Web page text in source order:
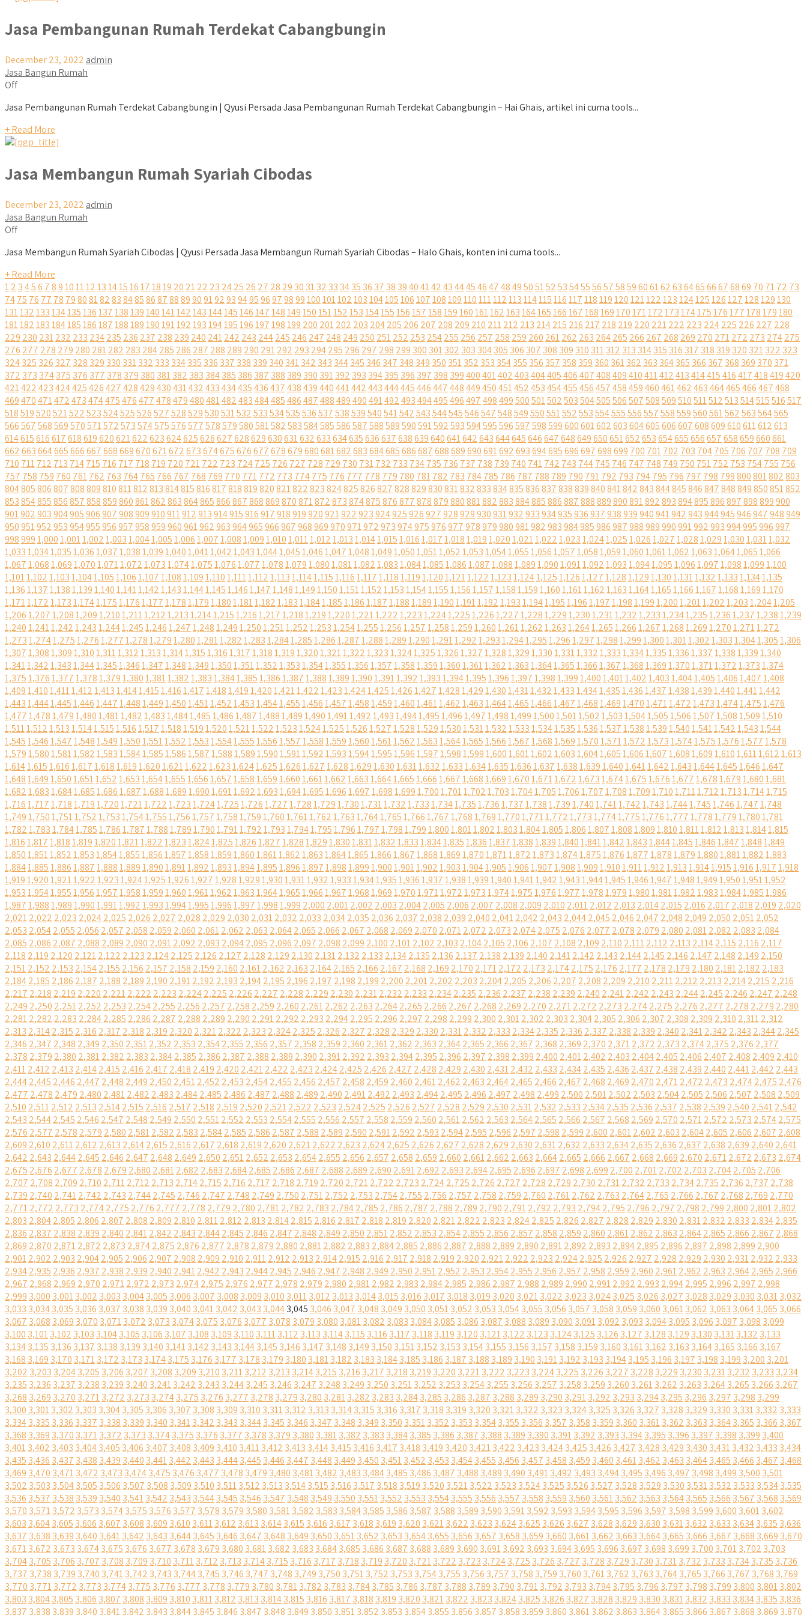
Jasa Pembangunan Rumah Terdekat Cabangbungin
December 23, 2022 admin
Jasa Bangun Rumah
Off
Jasa Pembangunan Rumah Terdekat Cabangbungin | Qyusi Persada Jasa Pembangunan Rumah Terdekat Cabangbungin – Hai Ghais, artikel ini cuma tools...
+ Read More
Jasa Membangun Rumah Syariah Cibodas
December 23, 2022 admin
Jasa Bangun Rumah
Off
Jasa Membangun Rumah Syariah Cibodas | Qyusi Persada Jasa Membangun Rumah Syariah Cibodas – Halo Ghais, konten ini cuma tools...
+ Read More
12 3456 78910111213141516171819 20 2122 23 2425 26 27 28 29 30 3132 33 3435 36 37 38 39404142434445464748495051525354555657585960616263646566676869 70 7172 73
7475 76 77 78 798081828384858687888990919293949596979899100101102103104105106107108109110111112113114115116117118119120121122123124125126127128129130
131132133134135136137138139140141142143144145146147148149150151152153154155156157158159160161162163164165166167168169170171172173174175176177178179180
181182183184185186187188189190191192193194195196197198199 200 201202 203 204205 206 207 208 209 210 211212 213 214215 216 217 218 219 220 221222 223 224225 226 227 228
229 230 231232 233 234235 236 237 238 239 240 241242 243 244245 246 247 248 249 250 251252 253 254255 256 257 258 259 260 261262 263 264265 266 267 268 269 270 271272 273 274275
276 277 278 279 280 281282 283 284285 286 287 288 289 290 291292 293 294295 296 297 298 299 300 301302 303 304305 306 307 308 309 310 311312 313 314315 316 317 318 319 320 321322 323
324325 326 327 328 329 330 331332 333 334335 336 337 338 339 340 341342 343 344345 346 347 348 349 350 351352 353 354355 356 357 358 359 360 361362 363 364365 366 367 368 369 370 371
372 373 374375 376 377 378 379 380 381382 383 384385 386 387 388 389 390 391392 393 394395 396 397 398 399400401402403404405406407408409410411412413414415416417418419420
421422423424425426427428429430431432433434435436437438439440441442443444445446447448449450451452453454455456457458459460461462463464465466467468
469470471472473474475476477478479480481482483484485486487488489490491492493494495496497498499500501502503504505506507508509510511512513514515516517
518519520521522523524525526527528529530531532533534535536537538539540541542543544545546547548549550551552553554555556557558559560561562563564565
566567568569570571572573574575576577578579580581582583584585586587588589590591592593594595596597598599600601602603604605606607608609610611612613
614615616617618619620621622623624625626627628629630631632633634635636637638639640641642643644645646647648649650651652653654655656657658659660661
662663664665666667668669670671672673674675676677678679680681682683684685686687688689690691692693694695696697698699 700 701702 703 704705 706 707 708 709
710 711712 713 714715 716 717 718 719 720 721722 723 724725 726 727 728 729 730 731732 733 734735 736 737 738 739 740 741742 743 744745 746 747 748 749 750 751752 753 754755 756
757 758 759 760 761762 763 764765 766 767 768 769 770 771772 773 774775 776 777 778 779 780 781782 783 784785 786 787 788 789 790 791792 793 794795 796 797 798 799800801802803
804805806807808809810811812813814815816817818819820821822823824825826827828829830831832833834835836837838839840841842843844845846847848849850851852
853854855856857858859860861862863864865866867868869870871872873874875876877878879880881882883884885886887888889890891892893894895896897898899900
901902903904905906907908909910911912913914915916917918919920921922923924925926927928929930931932933934935936937938939940941942943944945946947948949
950951952953954955956957958959960961962963964965966967968969970971972973974975976977978979980981982983984985986987988989990991992993994995996997
9989991,0001,0011,0021,0031,0041,0051,0061,0071,0081,0091,0101,0111,0121,0131,0141,0151,0161,0171,0181,0191,0201,0211,0221,0231,0241,0251,0261,0271,0281,0291,0301,0311,032
1,0331,0341,0351,0361,0371,0381,0391,0401,0411,0421,0431,0441,0451,0461,0471,0481,0491,0501,0511,0521,0531,0541,0551,0561,0571,0581,0591,0601,0611,0621,0631,0641,0651,066
1,0671,0681,0691,0701,0711,0721,0731,0741,0751,0761,0771,0781,0791,0801,0811,0821,0831,0841,0851,0861,0871,0881,0891,0901,0911,0921,0931,0941,0951,0961,0971,0981,0991,100
1,1011,1021,1031,1041,1051,1061,1071,1081,1091,1101,1111,1121,1131,1141,1151,1161,1171,1181,1191,1201,1211,1221,1231,1241,1251,1261,1271,1281,1291,1301,1311,1321,1331,1341,135
1,1361,1371,1381,1391,1401,1411,1421,1431,1441,1451,1461,1471,1481,1491,1501,1511,1521,1531,1541,1551,1561,1571,1581,1591,1601,1611,1621,1631,1641,1651,1661,1671,1681,1691,170
1,1711,1721,1731,1741,1751,1761,1771,1781,1791,1801,1811,1821,1831,1841,1851,1861,1871,1881,1891,1901,1911,1921,1931,1941,1951,1961,1971,1981,1991,2001,2011,2021,2031,2041,205
1,2061,2071,2081,2091,2101,2111,2121,2131,2141,2151,2161,2171,2181,2191,2201,2211,2221,2231,2241,2251,2261,2271,2281,2291,2301,2311,2321,2331,2341,2351,2361,2371,2381,239
1,2401,2411,2421,2431,2441,2451,2461,2471,2481,2491,2501,2511,2521,2531,2541,2551,2561,2571,2581,2591,2601,2611,2621,2631,2641,2651,2661,2671,2681,2691,2701,2711,272
1,2731,2741,2751,2761,2771,2781,2791,2801,2811,2821,2831,2841,2851,2861,2871,2881,2891,2901,2911,2921,2931,2941,2951,2961,2971,2981,2991,3001,3011,3021,3031,3041,3051,306
1,3071,3081,3091,3101,3111,3121,3131,3141,3151,3161,3171,3181,3191,3201,3211,3221,3231,3241,3251,3261,3271,3281,3291,3301,3311,3321,3331,3341,3351,3361,3371,3381,3391,340
1,3411,3421,3431,3441,3451,3461,3471,3481,3491,3501,3511,3521,3531,3541,3551,3561,3571,3581,3591,3601,3611,3621,3631,3641,3651,3661,3671,3681,3691,3701,3711,3721,3731,374
1,3751,3761,3771,3781,3791,3801,3811,3821,3831,3841,3851,3861,3871,3881,3891,3901,3911,3921,3931,3941,3951,3961,3971,3981,3991,4001,4011,4021,4031,4041,4051,4061,4071,408
1,4091,4101,4111,4121,4131,4141,4151,4161,4171,4181,4191,4201,4211,4221,4231,4241,4251,4261,4271,4281,4291,4301,4311,4321,4331,4341,4351,4361,4371,4381,4391,4401,4411,442
1,4431,4441,4451,4461,4471,4481,4491,4501,4511,4521,4531,4541,4551,4561,4571,4581,4591,4601,4611,4621,4631,4641,4651,4661,4671,4681,4691,4701,4711,4721,4731,4741,4751,476
1,4771,4781,4791,4801,4811,4821,4831,4841,4851,4861,4871,4881,4891,4901,4911,4921,4931,4941,4951,4961,4971,4981,4991,5001,5011,5021,5031,5041,5051,5061,5071,5081,5091,510
1,5111,5121,5131,5141,5151,5161,5171,5181,5191,5201,5211,5221,5231,5241,5251,5261,5271,5281,5291,5301,5311,5321,5331,5341,5351,5361,5371,5381,5391,5401,5411,5421,5431,544
1,5451,5461,5471,5481,5491,5501,5511,5521,5531,5541,5551,5561,5571,5581,5591,5601,5611,5621,5631,5641,5651,5661,5671,5681,5691,5701,5711,5721,5731,5741,5751,5761,5771,578
1,5791,5801,5811,5821,5831,5841,5851,5861,5871,5881,5891,5901,5911,5921,5931,5941,5951,5961,5971,5981,5991,6001,6011,6021,6031,6041,6051,6061,6071,6081,6091,6101,6111,6121,613
1,6141,6151,6161,6171,6181,6191,6201,6211,6221,6231,6241,6251,6261,6271,6281,6291,6301,6311,6321,6331,6341,6351,6361,6371,6381,6391,6401,6411,6421,6431,6441,6451,6461,647
1,6481,6491,6501,6511,6521,6531,6541,6551,6561,6571,6581,6591,6601,6611,6621,6631,6641,6651,6661,6671,6681,6691,6701,6711,6721,6731,6741,6751,6761,6771,6781,6791,6801,681
1,6821,6831,6841,6851,6861,6871,6881,6891,6901,6911,6921,6931,6941,6951,6961,6971,6981,6991,7001,7011,7021,7031,7041,7051,7061,7071,7081,7091,7101,7111,7121,7131,7141,715
1,7161,7171,7181,7191,7201,7211,7221,7231,7241,7251,7261,7271,7281,7291,7301,7311,7321,7331,7341,7351,7361,7371,7381,7391,7401,7411,7421,7431,7441,7451,7461,7471,748
1,7491,7501,7511,7521,7531,7541,7551,7561,7571,7581,7591,7601,7611,7621,7631,7641,7651,7661,7671,7681,7691,7701,7711,7721,7731,7741,7751,7761,7771,7781,7791,7801,781
1,7821,7831,7841,7851,7861,7871,7881,7891,7901,7911,7921,7931,7941,7951,7961,7971,7981,7991,8001,8011,8021,8031,8041,8051,8061,8071,8081,8091,8101,8111,8121,8131,8141,815
1,8161,8171,8181,8191,8201,8211,8221,8231,8241,8251,8261,8271,8281,8291,8301,8311,8321,8331,8341,8351,8361,8371,8381,8391,8401,8411,8421,8431,8441,8451,8461,8471,8481,849
1,8501,8511,8521,8531,8541,8551,8561,8571,8581,8591,8601,8611,8621,8631,8641,8651,8661,8671,8681,8691,8701,8711,8721,8731,8741,8751,8761,8771,8781,8791,8801,8811,8821,883
1,8841,8851,8861,8871,8881,8891,8901,8911,8921,8931,8941,8951,8961,8971,8981,8991,9001,9011,9021,9031,9041,9051,9061,9071,9081,9091,9101,9111,9121,9131,9141,9151,9161,9171,918
1,9191,9201,9211,9221,9231,9241,9251,9261,9271,9281,9291,9301,9311,9321,9331,9341,9351,9361,9371,9381,9391,9401,9411,9421,9431,9441,9451,9461,9471,9481,9491,9501,9511,952
1,9531,9541,9551,9561,9571,9581,9591,9601,9611,9621,9631,9641,9651,9661,9671,9681,9691,9701,9711,9721,9731,9741,9751,9761,9771,9781,9791,9801,9811,9821,9831,9841,9851,986
1,9871,9881,9891,9901,9911,9921,9931,9941,9951,9961,9971,9981,999 2,000 2,0012,002 2,003 2,0042,005 2,006 2,007 2,008 2,009 2,010 2,0112,012 2,013 2,0142,015 2,016 2,017 2,018 2,019 2,020
2,0212,022 2,023 2,0242,025 2,026 2,027 2,028 2,029 2,030 2,0312,032 2,033 2,0342,035 2,036 2,037 2,038 2,039 2,040 2,0412,042 2,043 2,0442,045 2,046 2,047 2,048 2,049 2,050 2,0512,052
2,053 2,0542,055 2,056 2,057 2,058 2,059 2,060 2,0612,062 2,063 2,0642,065 2,066 2,067 2,068 2,069 2,070 2,0712,072 2,073 2,0742,075 2,076 2,077 2,078 2,079 2,080 2,0812,082 2,083 2,084
2,085 2,086 2,087 2,088 2,089 2,090 2,0912,092 2,093 2,0942,095 2,096 2,097 2,098 2,099 2,100 2,1012,102 2,103 2,1042,105 2,106 2,107 2,108 2,109 2,110 2,1112,112 2,113 2,1142,115 2,116 2,117
2,118 2,119 2,120 2,1212,122 2,123 2,1242,125 2,126 2,127 2,128 2,129 2,130 2,1312,132 2,133 2,1342,135 2,136 2,137 2,138 2,139 2,140 2,1412,142 2,143 2,1442,145 2,146 2,147 2,148 2,149 2,150
2,1512,152 2,153 2,1542,155 2,156 2,157 2,158 2,159 2,160 2,1612,162 2,163 2,1642,165 2,166 2,167 2,168 2,169 2,170 2,1712,172 2,173 2,1742,175 2,176 2,177 2,178 2,179 2,180 2,1812,182 2,183
2,1842,185 2,186 2,187 2,188 2,189 2,190 2,1912,192 2,193 2,1942,195 2,196 2,197 2,198 2,199 2,200 2,2012,202 2,203 2,2042,205 2,206 2,207 2,208 2,209 2,210 2,2112,212 2,213 2,2142,215 2,216
2,217 2,218 2,219 2,220 2,2212,222 2,223 2,2242,225 2,226 2,227 2,228 2,229 2,230 2,2312,232 2,233 2,2342,235 2,236 2,237 2,238 2,239 2,240 2,2412,242 2,243 2,2442,245 2,246 2,247 2,248
2,249 2,250 2,2512,252 2,253 2,2542,255 2,256 2,257 2,258 2,259 2,260 2,2612,262 2,263 2,2642,265 2,266 2,267 2,268 2,269 2,270 2,2712,272 2,273 2,2742,275 2,276 2,277 2,278 2,279 2,280
2,2812,282 2,283 2,2842,285 2,286 2,287 2,288 2,289 2,290 2,2912,292 2,293 2,2942,295 2,296 2,297 2,298 2,299 2,300 2,3012,302 2,303 2,3042,305 2,306 2,307 2,308 2,309 2,310 2,3112,312
2,313 2,3142,315 2,316 2,317 2,318 2,319 2,320 2,3212,322 2,323 2,3242,325 2,326 2,327 2,328 2,329 2,330 2,3312,332 2,333 2,3342,335 2,336 2,337 2,338 2,339 2,340 2,3412,342 2,343 2,3442,345
2,346 2,347 2,348 2,349 2,350 2,3512,352 2,353 2,3542,355 2,356 2,357 2,358 2,359 2,360 2,3612,362 2,363 2,3642,365 2,366 2,367 2,368 2,369 2,370 2,3712,372 2,373 2,3742,375 2,376 2,377
2,378 2,379 2,380 2,3812,382 2,383 2,3842,385 2,386 2,387 2,388 2,389 2,390 2,3912,392 2,393 2,3942,395 2,396 2,397 2,398 2,399 2,400 2,4012,402 2,403 2,4042,405 2,406 2,407 2,408 2,409 2,410
2,4112,412 2,413 2,4142,415 2,416 2,417 2,418 2,419 2,420 2,4212,422 2,423 2,4242,425 2,426 2,427 2,428 2,429 2,430 2,4312,432 2,433 2,4342,435 2,436 2,437 2,438 2,439 2,440 2,4412,442 2,443
2,4442,445 2,446 2,447 2,448 2,449 2,450 2,4512,452 2,453 2,4542,455 2,456 2,457 2,458 2,459 2,460 2,4612,462 2,463 2,4642,465 2,466 2,467 2,468 2,469 2,470 2,4712,472 2,473 2,4742,475 2,476
2,477 2,478 2,479 2,480 2,4812,482 2,483 2,4842,485 2,486 2,487 2,488 2,489 2,490 2,4912,492 2,493 2,4942,495 2,496 2,497 2,498 2,499 2,500 2,5012,502 2,503 2,5042,505 2,506 2,507 2,508 2,509
2,510 2,5112,512 2,513 2,5142,515 2,516 2,517 2,518 2,519 2,520 2,5212,522 2,523 2,5242,525 2,526 2,527 2,528 2,529 2,530 2,5312,532 2,533 2,5342,535 2,536 2,537 2,538 2,539 2,540 2,5412,542
2,543 2,5442,545 2,546 2,547 2,548 2,549 2,550 2,5512,552 2,553 2,5542,555 2,556 2,557 2,558 2,559 2,560 2,5612,562 2,563 2,5642,565 2,566 2,567 2,568 2,569 2,570 2,5712,572 2,573 2,5742,575
2,576 2,577 2,578 2,579 2,580 2,5812,582 2,583 2,5842,585 2,586 2,587 2,588 2,589 2,590 2,5912,592 2,593 2,5942,595 2,596 2,597 2,598 2,599 2,600 2,6012,602 2,603 2,6042,605 2,606 2,607 2,608
2,609 2,610 2,6112,612 2,613 2,6142,615 2,616 2,617 2,618 2,619 2,620 2,6212,622 2,623 2,6242,625 2,626 2,627 2,628 2,629 2,630 2,6312,632 2,633 2,6342,635 2,636 2,637 2,638 2,639 2,640 2,641
2,642 2,643 2,6442,645 2,646 2,647 2,648 2,649 2,650 2,6512,652 2,653 2,6542,655 2,656 2,657 2,658 2,659 2,660 2,6612,662 2,663 2,6642,665 2,666 2,667 2,668 2,669 2,670 2,6712,672 2,673 2,674
2,675 2,676 2,677 2,678 2,679 2,680 2,6812,682 2,683 2,6842,685 2,686 2,687 2,688 2,689 2,690 2,6912,692 2,693 2,6942,695 2,696 2,697 2,698 2,699 2,700 2,7012,702 2,703 2,7042,705 2,706
2,707 2,708 2,709 2,710 2,7112,712 2,713 2,7142,715 2,716 2,717 2,718 2,719 2,720 2,7212,722 2,723 2,7242,725 2,726 2,727 2,728 2,729 2,730 2,7312,732 2,733 2,7342,735 2,736 2,737 2,738
2,739 2,740 2,7412,742 2,743 2,7442,745 2,746 2,747 2,748 2,749 2,750 2,7512,752 2,753 2,7542,755 2,756 2,757 2,758 2,759 2,760 2,7612,762 2,763 2,7642,765 2,766 2,767 2,768 2,769 2,770
2,7712,772 2,773 2,7742,775 2,776 2,777 2,778 2,779 2,780 2,7812,782 2,783 2,7842,785 2,786 2,787 2,788 2,789 2,790 2,7912,792 2,793 2,7942,795 2,796 2,797 2,798 2,799 2,800 2,8012,802
2,803 2,8042,805 2,806 2,807 2,808 2,809 2,810 2,8112,812 2,813 2,8142,815 2,816 2,817 2,818 2,819 2,820 2,8212,822 2,823 2,8242,825 2,826 2,827 2,828 2,829 2,830 2,8312,832 2,833 2,8342,835
2,836 2,837 2,838 2,839 2,840 2,8412,842 2,843 2,8442,845 2,846 2,847 2,848 2,849 2,850 2,8512,852 2,853 2,8542,855 2,856 2,857 2,858 2,859 2,860 2,8612,862 2,863 2,8642,865 2,866 2,867 2,868
2,869 2,870 2,8712,872 2,873 2,8742,875 2,876 2,877 2,878 2,879 2,880 2,8812,882 2,883 2,8842,885 2,886 2,887 2,888 2,889 2,890 2,8912,892 2,893 2,8942,895 2,896 2,897 2,898 2,899 2,900
2,9012,902 2,903 2,9042,905 2,906 2,907 2,908 2,909 2,910 2,9112,912 2,913 2,9142,915 2,916 2,917 2,918 2,919 2,920 2,9212,922 2,923 2,9242,925 2,926 2,927 2,928 2,929 2,930 2,9312,932 2,933
2,9342,935 2,936 2,937 2,938 2,939 2,940 2,9412,942 2,943 2,9442,945 2,946 2,947 2,948 2,949 2,950 2,9512,952 2,953 2,9542,955 2,956 2,957 2,958 2,959 2,960 2,9612,962 2,963 2,9642,965 2,966
2,967 2,968 2,969 2,970 2,9712,972 2,973 2,9742,975 2,976 2,977 2,978 2,979 2,980 2,9812,982 2,983 2,9842,985 2,986 2,987 2,988 2,989 2,990 2,9912,992 2,993 2,9942,995 2,996 2,997 2,998
2,999 3,000 3,0013,002 3,003 3,0043,005 3,006 3,007 3,008 3,009 3,010 3,0113,012 3,013 3,0143,015 3,016 3,017 3,018 3,019 3,020 3,0213,022 3,023 3,0243,025 3,026 3,027 3,028 3,029 3,030 3,0313,032
3,033 3,0343,035 3,036 3,037 3,038 3,039 3,040 3,0413,042 3,043 3,0443,045 3,046 3,047 3,048 3,049 3,050 3,0513,052 3,053 3,0543,055 3,056 3,057 3,058 3,059 3,060 3,0613,062 3,063 3,0643,065 3,066
3,067 3,068 3,069 3,070 3,0713,072 3,073 3,0743,075 3,076 3,077 3,078 3,079 3,080 3,0813,082 3,083 3,0843,085 3,086 3,087 3,088 3,089 3,090 3,0913,092 3,093 3,0943,095 3,096 3,097 3,098 3,099
3,100 3,1013,102 3,103 3,1043,105 3,106 3,107 3,108 3,109 3,110 3,1113,112 3,113 3,1143,115 3,116 3,117 3,118 3,119 3,120 3,1213,122 3,123 3,1243,125 3,126 3,127 3,128 3,129 3,130 3,1313,132 3,133
3,1343,135 3,136 3,137 3,138 3,139 3,140 3,1413,142 3,143 3,1443,145 3,146 3,147 3,148 3,149 3,150 3,1513,152 3,153 3,1543,155 3,156 3,157 3,158 3,159 3,160 3,1613,162 3,163 3,1643,165 3,166 3,167
3,168 3,169 3,170 3,1713,172 3,173 3,1743,175 3,176 3,177 3,178 3,179 3,180 3,1813,182 3,183 3,1843,185 3,186 3,187 3,188 3,189 3,190 3,1913,192 3,193 3,1943,195 3,196 3,197 3,198 3,199 3,200 3,201
3,202 3,203 3,2043,205 3,206 3,207 3,208 3,209 3,210 3,2113,212 3,213 3,2143,215 3,216 3,217 3,218 3,219 3,220 3,2213,222 3,223 3,2243,225 3,226 3,227 3,228 3,229 3,230 3,2313,232 3,233 3,234
3,235 3,236 3,237 3,238 3,239 3,240 3,2413,242 3,243 3,2443,245 3,246 3,247 3,248 3,249 3,250 3,2513,252 3,253 3,2543,255 3,256 3,257 3,258 3,259 3,260 3,2613,262 3,263 3,2643,265 3,266 3,267
3,268 3,269 3,270 3,2713,272 3,273 3,2743,275 3,276 3,277 3,278 3,279 3,280 3,2813,282 3,283 3,2843,285 3,286 3,287 3,288 3,289 3,290 3,2913,292 3,293 3,2943,295 3,296 3,297 3,298 3,299
3,300 3,3013,302 3,303 3,3043,305 3,306 3,307 3,308 3,309 3,310 3,3113,312 3,313 3,3143,315 3,316 3,317 3,318 3,319 3,320 3,3213,322 3,323 3,3243,325 3,326 3,327 3,328 3,329 3,330 3,3313,332 3,333
3,3343,335 3,336 3,337 3,338 3,339 3,340 3,3413,342 3,343 3,3443,345 3,346 3,347 3,348 3,349 3,350 3,3513,352 3,353 3,3543,355 3,356 3,357 3,358 3,359 3,360 3,3613,362 3,363 3,3643,365 3,366 3,367
3,368 3,369 3,370 3,3713,372 3,373 3,3743,375 3,376 3,377 3,378 3,379 3,380 3,3813,382 3,383 3,3843,385 3,386 3,387 3,388 3,389 3,390 3,3913,392 3,393 3,3943,395 3,396 3,397 3,398 3,399 3,400
3,4013,402 3,403 3,4043,405 3,406 3,407 3,408 3,409 3,410 3,4113,412 3,413 3,4143,415 3,416 3,417 3,418 3,419 3,420 3,4213,422 3,423 3,4243,425 3,426 3,427 3,428 3,429 3,430 3,4313,432 3,433 3,434
3,435 3,436 3,437 3,438 3,439 3,440 3,4413,442 3,443 3,4443,445 3,446 3,447 3,448 3,449 3,450 3,4513,452 3,453 3,4543,455 3,456 3,457 3,458 3,459 3,460 3,4613,462 3,463 3,4643,465 3,466 3,467 3,468
3,469 3,470 3,4713,472 3,473 3,4743,475 3,476 3,477 3,478 3,479 3,480 3,4813,482 3,483 3,4843,485 3,486 3,487 3,488 3,489 3,490 3,4913,492 3,493 3,4943,495 3,496 3,497 3,498 3,499 3,500 3,501
3,502 3,503 3,5043,505 3,506 3,507 3,508 3,509 3,510 3,5113,512 3,513 3,5143,515 3,516 3,517 3,518 3,519 3,520 3,5213,522 3,523 3,5243,525 3,526 3,527 3,528 3,529 3,530 3,5313,532 3,533 3,5343,535
3,536 3,537 3,538 3,539 3,540 3,5413,542 3,543 3,5443,545 3,546 3,547 3,548 3,549 3,550 3,5513,552 3,553 3,5543,555 3,556 3,557 3,558 3,559 3,560 3,5613,562 3,563 3,5643,565 3,566 3,567 3,568 3,569
3,570 3,5713,572 3,573 3,5743,575 3,576 3,577 3,578 3,579 3,580 3,5813,582 3,583 3,5843,585 3,586 3,587 3,588 3,589 3,590 3,5913,592 3,593 3,5943,595 3,596 3,597 3,598 3,599 3,600 3,6013,602
3,603 3,6043,605 3,606 3,607 3,608 3,609 3,610 3,6113,612 3,613 3,6143,615 3,616 3,617 3,618 3,619 3,620 3,6213,622 3,623 3,6243,625 3,626 3,627 3,628 3,629 3,630 3,6313,632 3,633 3,6343,635 3,636
3,637 3,638 3,639 3,640 3,6413,642 3,643 3,6443,645 3,646 3,647 3,648 3,649 3,650 3,6513,652 3,653 3,6543,655 3,656 3,657 3,658 3,659 3,660 3,6613,662 3,663 3,6643,665 3,666 3,667 3,668 3,669 3,670
3,6713,672 3,673 3,6743,675 3,676 3,677 3,678 3,679 3,680 3,6813,682 3,683 3,6843,685 3,686 3,687 3,688 3,689 3,690 3,6913,692 3,693 3,6943,695 3,696 3,697 3,698 3,699 3,700 3,7013,702 3,703
3,7043,705 3,706 3,707 3,708 3,709 3,710 3,7113,712 3,713 3,7143,715 3,716 3,717 3,718 3,719 3,720 3,7213,722 3,723 3,7243,725 3,726 3,727 3,728 3,729 3,730 3,7313,732 3,733 3,7343,735 3,736
3,737 3,738 3,739 3,740 3,7413,742 3,743 3,7443,745 3,746 3,747 3,748 3,749 3,750 3,7513,752 3,753 3,7543,755 3,756 3,757 3,758 3,759 3,760 3,7613,762 3,763 3,7643,765 3,766 3,767 3,768 3,769
3,770 3,7713,772 3,773 3,7743,775 3,776 3,777 3,778 3,779 3,780 3,7813,782 3,783 3,7843,785 3,786 3,787 3,788 3,789 3,790 3,7913,792 3,793 3,7943,795 3,796 3,797 3,798 3,799 3,800 3,8013,802
3,803 3,8043,805 3,806 3,807 3,808 3,809 3,810 3,8113,812 3,813 3,8143,815 3,816 3,817 3,818 3,819 3,820 3,8213,822 3,823 3,8243,825 3,826 3,827 3,828 3,829 3,830 3,8313,832 3,833 3,8343,835 3,836
3,837 3,838 3,839 3,840 3,8413,842 3,843 3,8443,845 3,846 3,847 3,848 3,849 3,850 3,8513,852 3,853 3,8543,855 3,856 3,857 3,858 3,859 3,860 3,8613,862 3,863 3,8643,865 3,866 3,867 3,868 3,869 3,870